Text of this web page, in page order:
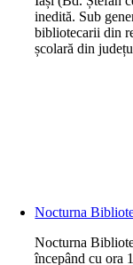
inedită. Sub
bibliotecarii din
școlară din
Nocturna
Nocturna
începând cu ora